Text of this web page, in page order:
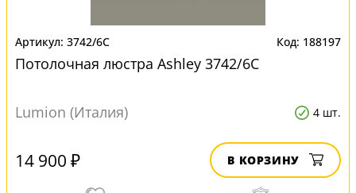
3742/6C 188197
Потолочная люстра Ashley 3742/6C
Lumion (Италия) 4 шт.
14 900 ₽ В КОРЗИНУ